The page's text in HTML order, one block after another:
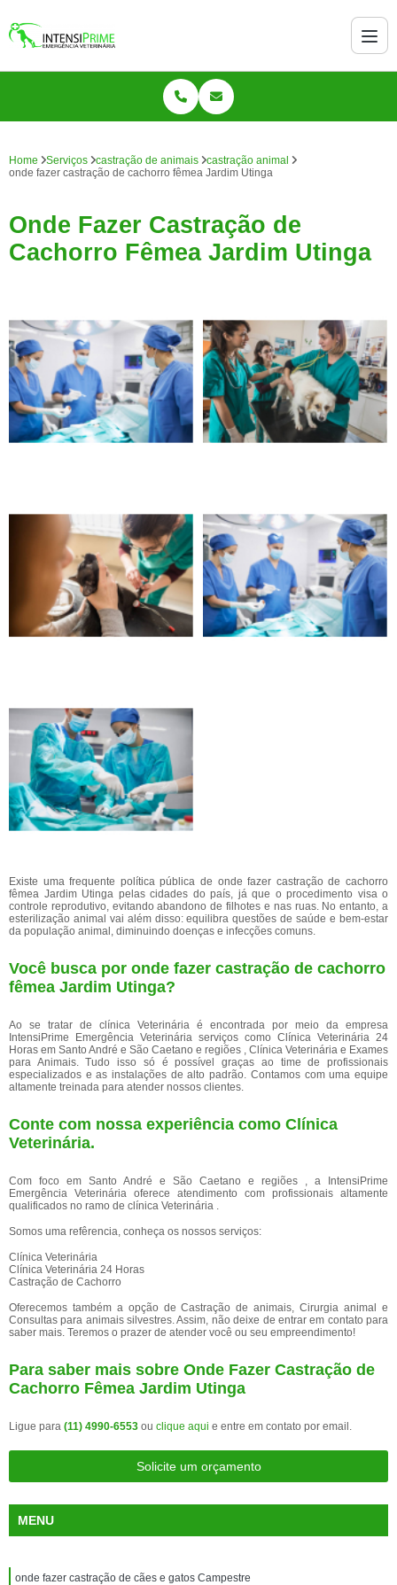
Home Serviços castração de animais
castração animal
onde fazer castração de cachorro fêmea Jardim Utinga
Onde Fazer Castração de
Cachorro Fêmea Jardim Utinga
Existe uma frequente política pública de onde fazer castração de cachorro
fêmea Jardim Utinga pelas cidades do país, já que o procedimento visa o
controle reprodutivo, evitando abandono de filhotes e nas ruas. No entanto, a
esterilização animal vai além disso: equilibra questões de saúde e bem-estar
da população animal, diminuindo doenças e infecções comuns.
Você busca por onde fazer castração de cachorro
fêmea Jardim Utinga?
Ao se tratar de clínica Veterinária é encontrada por meio da empresa
IntensiPrime Emergência Veterinária serviços como Clínica Veterinária 24
Horas em Santo André e São Caetano e regiões , Clínica Veterinária e Exames
para Animais. Tudo isso só é possível graças ao time de profissionais
especializados e as instalações de alto padrão. Contamos com uma equipe
altamente treinada para atender nossos clientes.
Conte com nossa experiência como Clínica
Veterinária.
Com foco em Santo André e São Caetano e regiões , a IntensiPrime
Emergência Veterinária oferece atendimento com profissionais altamente
qualificados no ramo de clínica Veterinária .
Somos uma refêrencia, conheça os nossos serviços:
Clínica Veterinária
Clínica Veterinária 24 Horas
Castração de Cachorro
Oferecemos também a opção de Castração de animais, Cirurgia animal e
Consultas para animais silvestres. Assim, não deixe de entrar em contato para
saber mais. Teremos o prazer de atender você ou seu empreendimento!
Para saber mais sobre Onde Fazer Castração de
Cachorro Fêmea Jardim Utinga
Ligue para (11) 4990-6553 ou clique aqui e entre em contato por email.
Solicite um orçamento
MENU
onde fazer castração de cães e gatos Campestre